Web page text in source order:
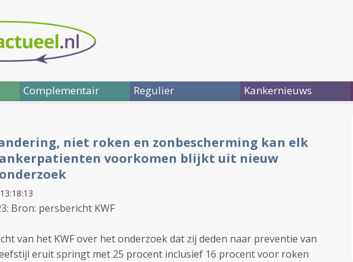
Complementair Regulier Kankernieuws
niet roken en zonbescherming kan elk
voorkomen blijkt uit nieuw
Bron: persbericht KWF
van het KWF over het onderzoek dat zij deden naar preventie van
eruit springt met 25 procent inclusief 16 procent voor roken